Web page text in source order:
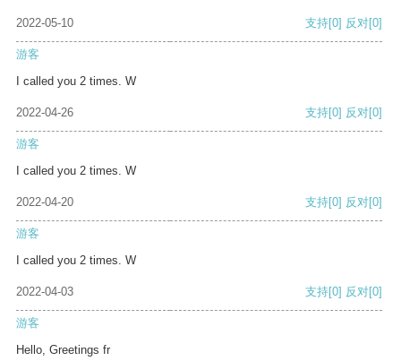
2022-05-10 支持[0] 反对[0]
游客
I called you 2 times. W
2022-04-26 支持[0] 反对[0]
游客
I called you 2 times. W
2022-04-20 支持[0] 反对[0]
游客
I called you 2 times. W
2022-04-03 支持[0] 反对[0]
游客
Hello, Greetings fr